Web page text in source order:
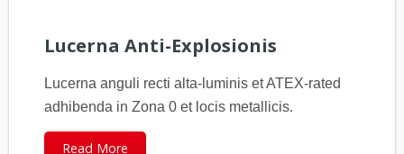
Lucerna Anti-Explosionis
Lucerna anguli recti alta-luminis et ATEX-rated
adhibenda in Zona 0 et locis metallicis.
Read More